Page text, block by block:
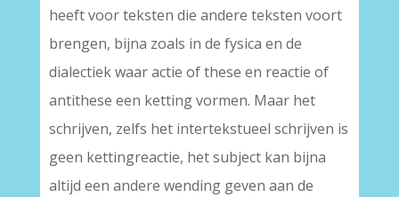
heeft voor teksten die andere teksten voort
brengen, bijna zoals in de fysica en de
dialectiek waar actie of these en reactie of
antithese een ketting vormen. Maar het
schrijven, zelfs het intertekstueel schrijven is
geen kettingreactie, het subject kan bijna
altijd een andere wending geven aan de